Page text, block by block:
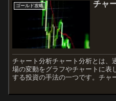
ゴールド攻略 チャ
チャート分析チャート分析とは、
場の変動をグラフやチャートに表
する投資の手法の一つです。チャ